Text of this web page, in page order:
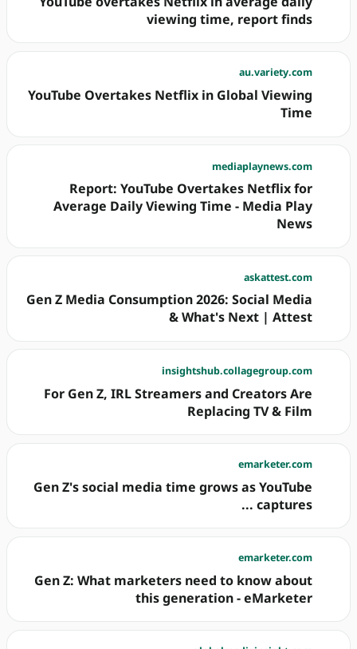
viewing time, report finds
au.variety.com
YouTube Overtakes Netflix in Global Viewing
Time
mediaplaynews.com
Report: YouTube Overtakes Netflix for
Average Daily Viewing Time - Media Play
News
askattest.com
Gen Z Media Consumption 2026: Social Media
& What's Next | Attest
insightshub.collagegroup.com
For Gen Z, IRL Streamers and Creators Are
Replacing TV & Film
emarketer.com
Gen Z's social media time grows as YouTube
captures ...
emarketer.com
Gen Z: What marketers need to know about
this generation - eMarketer